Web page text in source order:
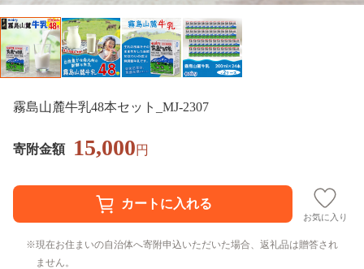
霧島山麓牛乳48本セット_MJ-2307
寄附金額 15,000円
お気に入り
現在お住まいの自治体へ寄附申込いただいた場合、返礼品は贈答され
ません。